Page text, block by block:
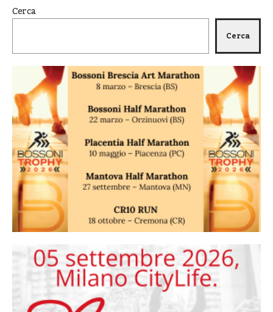
Cerca
Cerca